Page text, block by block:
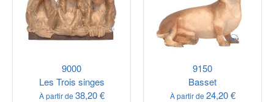
9000
Les Trois singes
À partir de 38,20 €
9150
Basset
À partir de 24,20 €